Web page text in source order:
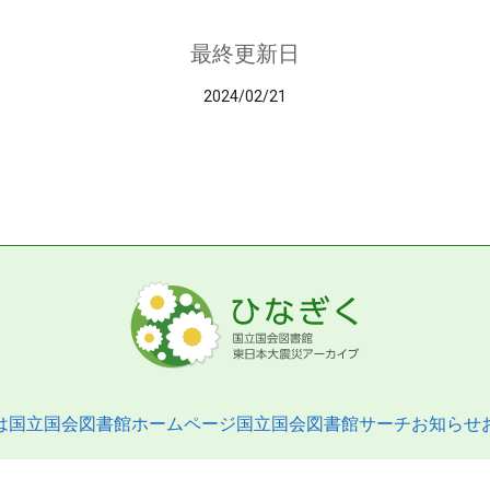
最終更新日
2024/02/21
国立国会図書館ホームページ国立国会図書館サーチお知らせ